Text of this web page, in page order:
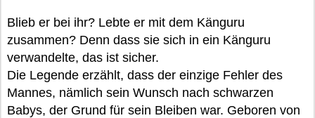
Blieb er bei ihr? Lebte er mit dem Känguru
zusammen? Denn dass sie sich in ein Känguru
verwandelte, das ist sicher.
Die Legende erzählt, dass der einzige Fehler des
Mannes, nämlich sein Wunsch nach schwarzen
Babys, der Grund für sein Bleiben war. Geboren von